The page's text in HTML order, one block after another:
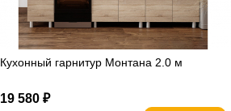
Кухонный гарнитур Монтана 2.0 м
19 580 ₽